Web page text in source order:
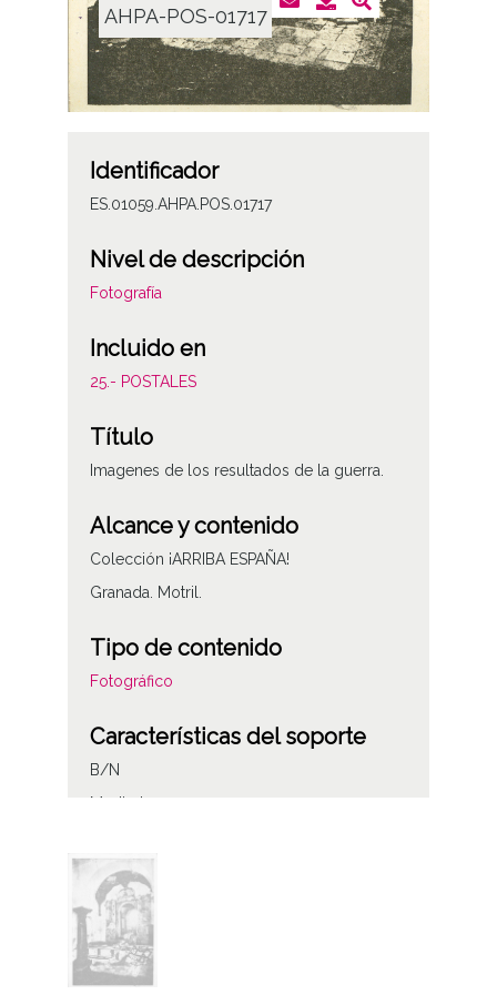
AHPA-POS-01717
Identificador
ES.01059.AHPA.POS.01717
Nivel de descripción
Fotografía
Incluido en
25.- POSTALES
Título
Imagenes de los resultados de la guerra.
Alcance y contenido
Colección ¡ARRIBA ESPAÑA!
Granada. Motril.
Tipo de contenido
Fotográfico
Características del soporte
B/N
Medio tono
Fecha
1938
Autor
Gabinete Civil de Sevilla. Archivo